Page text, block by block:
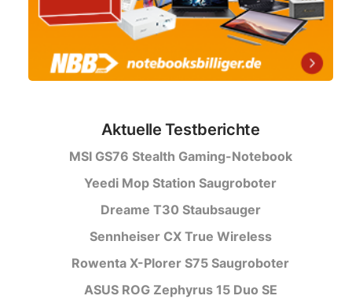
Aktuelle Testberichte
MSI GS76 Stealth Gaming-Notebook
Yeedi Mop Station Saugroboter
Dreame T30 Staubsauger
Sennheiser CX True Wireless
Rowenta X-Plorer S75 Saugroboter
ASUS ROG Zephyrus 15 Duo SE